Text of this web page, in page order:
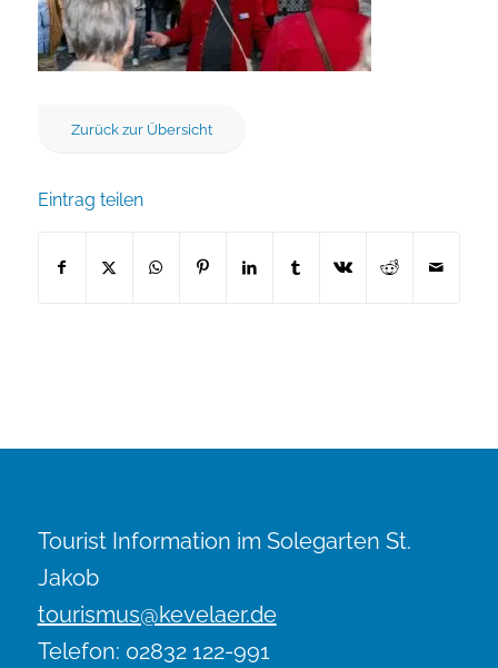
Zurück zur Übersicht
Eintrag teilen
Tourist Information im Solegarten St.
Jakob
tourismus@kevelaer.de
Telefon: 02832 122-991